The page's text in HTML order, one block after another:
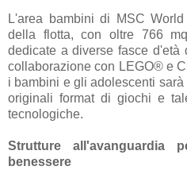
L'area bambini di MSC
della flotta, con oltre 766
dedicate a diverse fasce
collaborazione con LEGO® e
i bambini e gli adolescenti
originali format di giochi e
tecnologiche.
Strutture
benessere